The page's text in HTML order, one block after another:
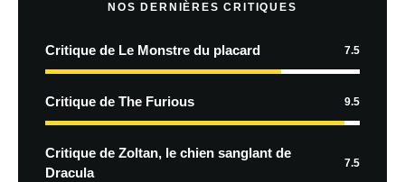
NOS DERNIÈRES CRITIQUES
Critique de Le Monstre du placard 7.5
Critique de The Furious 9.5
Critique de Zoltan, le chien sanglant de
Dracula
7.5